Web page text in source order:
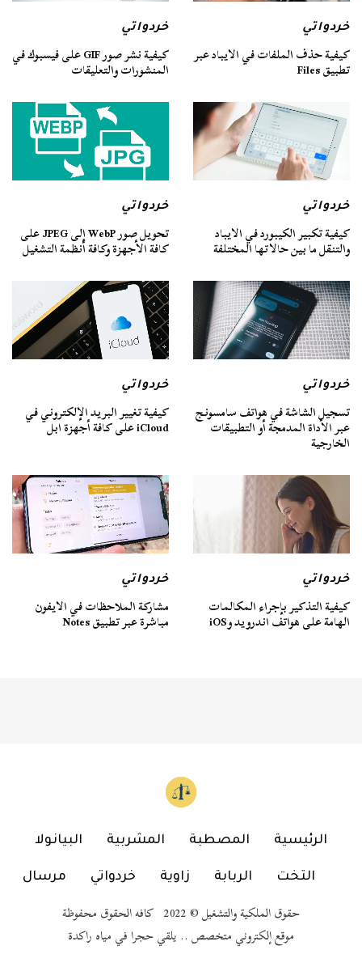
خردواتي
كيفية حذف الملفات في الايباد عبر
تطبيق Files
خردواتي
كيفية نشر صور GIF على فيسبوك في
المنشورات والتعليقات
خردواتي
كيفية تكبير الكيبورد في الايباد
والتنقل ما بين حالاتها المختلفة
خردواتي
تحويل صور WebP إلى JPEG على
كافة الأجهزة وكافة أنظمة التشغيل
خردواتي
تسجيل الشاشة في هواتف سامسونج
عبر الأداة المدمجة أو التطبيقات
الخارجية
خردواتي
كيفية تغيير البريد الإلكتروني في
iCloud على كافة أجهزة ابل
خردواتي
كيفية التذكير بإجراء المكالمات
الهامة على هواتف اندرويد وiOS
خردواتي
مشاركة الملاحظات في الايفون
مباشرة عبر تطبيق Notes
الرئيسية المصطبة المشربية البيانولا
التخت الربابة زاوية خردواتي مرسال
حقوق الملكية والتشغيل © 2022 كافه الحقوق محفوظة
موقع إلكتروني متخصص .. يلقي حجرا في مياه راكدة